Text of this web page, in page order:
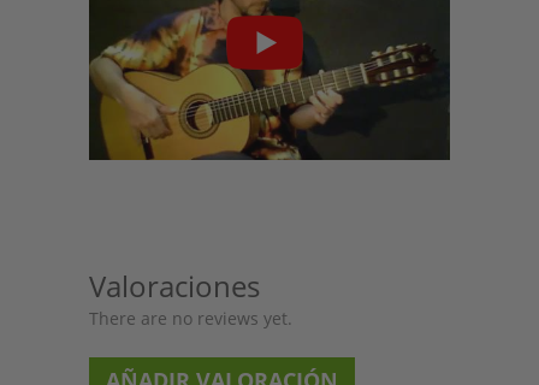
Valoraciones
There are no reviews yet.